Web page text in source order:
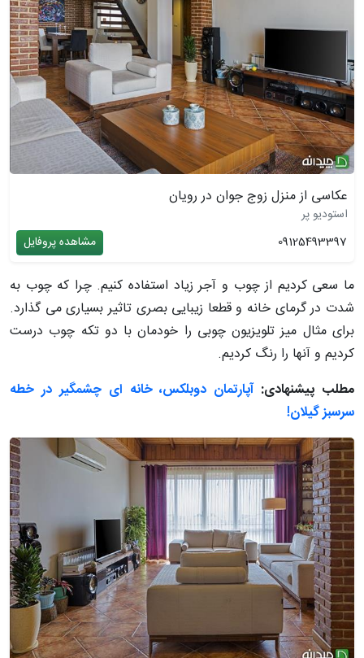
عکاسی از منزل زوج جوان در رویان
استودیو پر
09125493397
مشاهده پروفایل
ما سعی كرديم از چوب و آجر زياد استفاده كنيم. چرا که چوب به
شدت در گرمای خانه و قطعا زيبايی بصری تاثير بسیاری می گذارد.
برای مثال ميز تلويزيون چوبی را خودمان با دو تكه چوب درست
کردیم و آنها را رنگ كرديم.
مطلب پیشنهادی:آپارتمان دوبلکس، خانه ای چشمگیر در خطه
سرسبز گیلان!